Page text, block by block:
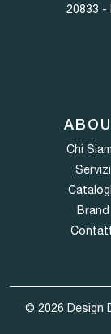
20833 -
Chi
Servizi
Brand
© 2026 Design